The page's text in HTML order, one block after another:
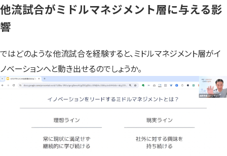
他流試合がミドルマネジメント層に与える影
響
ではどのような他流試合を経験すると、ミドルマネジメント層がイ
ノベーションへと動き出せるのでしょうか。